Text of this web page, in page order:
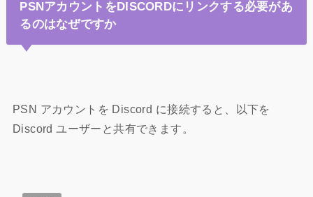
PSNアカウントをDISCORDにリンクする必要があ
るのはなぜですか
PSN アカウントを Discord に接続すると、以下を
Discord ユーザーと共有できます。